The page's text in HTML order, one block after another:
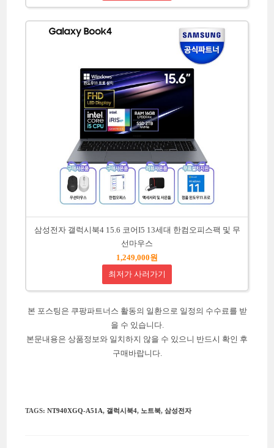
삼성전자 갤럭시북4 15.6 코어I5 13세대 한컴오피스팩 및 무
선마우스
1,249,000원
최저가 사러가기
본 포스팅은 쿠팡파트너스 활동의 일환으로 일정의 수수료를 받
을 수 있습니다.
본문내용은 상품정보와 일치하지 않을 수 있으니 반드시 확인 후
구매바랍니다.
TAGS:NT940XGQ-A51A, 갤럭시북4, 노트북, 삼성전자